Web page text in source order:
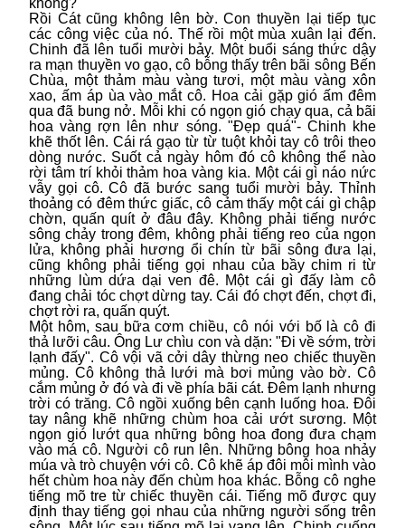
Rồi Cát cũng không lên bờ. Con thuyền lại tiếp tục
các công việc của nó. Thế rồi một mùa xuân lại đến.
Chinh đã lên tuổi mười bảy. Một buổi sáng thức dậy
ra mạn thuyền vo gạo, cô bỗng thấy trên bãi sông Bến
Chùa, một thảm màu vàng tươi, một màu vàng xôn
xao, ấm áp ùa vào mắt cô. Hoa cải gặp gió ấm đêm
qua đã bung nở. Mỗi khi có ngọn gió chạy qua, cả bãi
hoa vàng rợn lên như sóng. "Đẹp quá"- Chinh khe
khẽ thốt lên. Cái rá gạo từ từ tuột khỏi tay cô trôi theo
dòng nước. Suốt cả ngày hôm đó cô không thể nào
rời tâm trí khỏi thảm hoa vàng kia. Một cái gì náo nức
vẫy gọi cô. Cô đã bước sang tuổi mười bảy. Thỉnh
thoảng có đêm thức giấc, cô cảm thấy một cái gì chập
chờn, quấn quít ở đâu đây. Không phải tiếng nước
sông chảy trong đêm, không phải tiếng reo của ngọn
lửa, không phải hương ổi chín từ bãi sông đưa lại,
cũng không phải tiếng gọi nhau của bầy chim ri từ
những lùm dứa dại ven đê. Một cái gì đấy làm cô
đang chải tóc chợt dừng tay. Cái đó chợt đến, chợt đi,
chợt rời ra, quấn quýt.
Một hôm, sau bữa cơm chiều, cô nói với bố là cô đi
thả lưỡi câu. Ông Lư chìu con và dặn: "Đi về sớm, trời
lạnh đấy". Cô vội vã cởi dây thừng neo chiếc thuyền
mủng. Cô không thả lưới mà bơi mủng vào bờ. Cô
cắm mủng ở đó và đi về phía bãi cát. Đêm lạnh nhưng
trời có trăng. Cô ngồi xuống bên cạnh luống hoa. Đôi
tay nâng khẽ những chùm hoa cải ướt sương. Một
ngọn gió lướt qua những bông hoa đong đưa chạm
vào má cô. Người cô run lên. Những bông hoa nhảy
múa và trò chuyện với cô. Cô khẽ áp đôi môi mình vào
hết chùm hoa này đến chùm hoa khác. Bỗng cô nghe
tiếng mõ tre từ chiếc thuyền cái. Tiếng mõ được quy
định thay tiếng gọi nhau của những người sống trên